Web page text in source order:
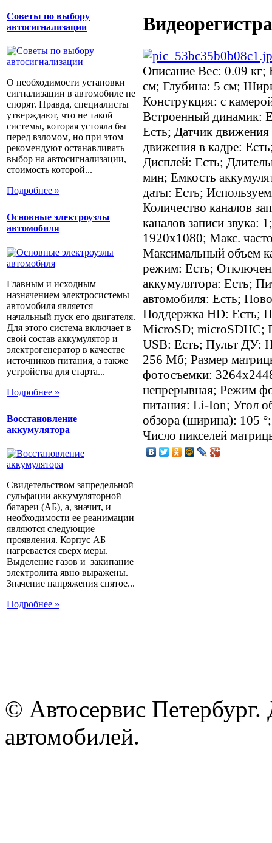
Советы по выбору
автосигнализации
О необходимости установки
сигнализации в автомобиле не
спорят. Правда, специалисты
утверждают, что не такой
системы, которая устояла бы
перед взломом, но при этом
рекомендуют останавливать
выбор на автосигнализации,
стоимость которой...
Подробнее »
Основные электроузлы
автомобиля
Главным и исходным
назначением электросистемы
автомобиля является
начальный пуск его двигателя.
Для этого система включает в
свой состав аккумулятор и
электрогенератор в качестве
источников питания, а также
устройства для старта...
Подробнее »
Восстановление
аккумулятора
Свидетельством запредельной
сульфации аккумуляторной
батареи (АБ), а, значит, и
необходимости ее реанимации
являются следующие
проявления. Корпус АБ
нагревается сверх меры.
Выделение газов и закипание
электролита явно выражены.
Значение напряжения снятое...
Подробнее »
Описание Вес: 0.09 кг;
см; Глубина: 5 см;
Конструкция: с
Встроенный динамик:
Есть; Датчик
движения в кадре:
Дисплей: Есть;
мин; Емкость
даты: Есть;
Количество каналов
каналов записи звука:
1920х1080; Макс.
Максимальный объем
режим: Есть;
аккумулятора: Есть;
автомобиля: Есть;
Поддержка HD: Есть;
MicroSD; microSDHC;
USB: Есть; Пульт ДУ:
256 Мб; Размер
фотосъемки:
непрерывная; Режим
питания: Li-Ion; Угол
обзора (ширина): 105
Число пикселей
© Автосервис
автомобилей.